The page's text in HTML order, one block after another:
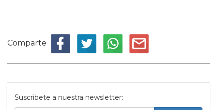
Comparte
Suscribete a nuestra newsletter: